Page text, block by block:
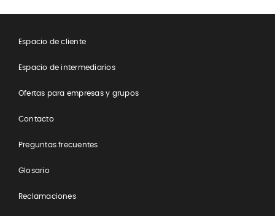
​Espacio de cliente
Espacio de intermediarios
Ofertas para empresas y grupos
Contacto
Preguntas frecuentes
Glosario
Reclamaciones